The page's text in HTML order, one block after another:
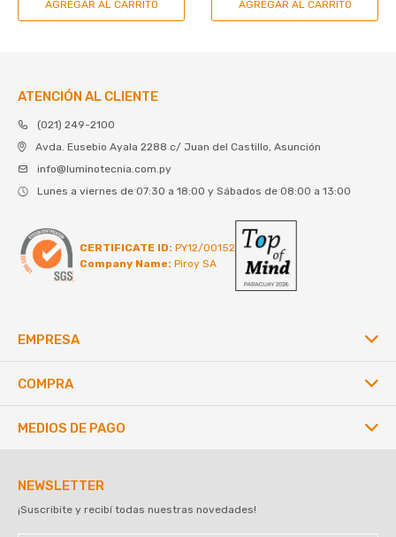
ATENCIÓN AL CLIENTE
(021) 249-2100
Avda. Eusebio Ayala 2288 c/ Juan del Castillo, Asunción
info@luminotecnia.com.py
Lunes a viernes de 07:30 a 18:00 y Sábados de 08:00 a 13:00
CERTIFICATE ID: PY12/00152
Company Name: Piroy SA
EMPRESA
COMPRA
NEWSLETTER
¡Suscribite y recibí todas nuestras novedades!
MEDIOS DE PAGO